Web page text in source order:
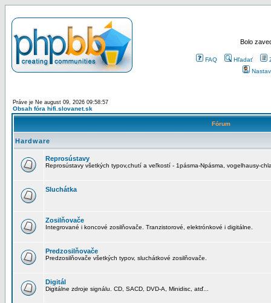
Bolo
FAQ Hľadať
Práve je Ne august 09, 2026 09:58:57
Obsah fóra hifi.slovanet.sk
Fórum
Hardware
Reprosústavy
Reprosústavy všetkých typov,chutí a veľkostí - 1pásma-Npásma, vogelhausy-
Sluchátka
Zosilňovače
Integrované i koncové zosilňovače. Tranzistorové, elektrónkové i digitálne.
Predzosilňovače
Predzosilňovače všetkých typov, sluchátkové zosilňovače.
Digitál
Digitálne zdroje signálu. CD, SACD, DVD-A, Minidisc, atď...